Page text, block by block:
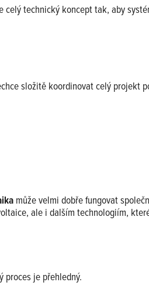
celý technický koncept tak, aby
složitě koordinovat celý projekt
může velmi dobře fungovat
ale i dalším technologiím,
proces je přehledný.